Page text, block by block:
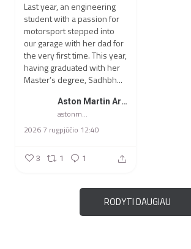
Last year, an engineering
student with a passion for
motorsport stepped into
our garage with her dad for
the very first time.This year,
having graduated with her
Master’s degree, Sadhbh...
Aston Martin Aramco Formula One Team
astonmartinf1team
2026 7 rugpjūčio 12:40
3 1 1
RODYTI DAUGIAU